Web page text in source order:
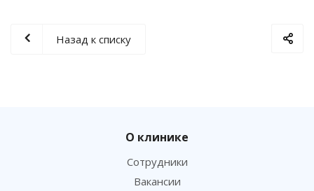
Назад к списку
О клинике
Сотрудники
Вакансии